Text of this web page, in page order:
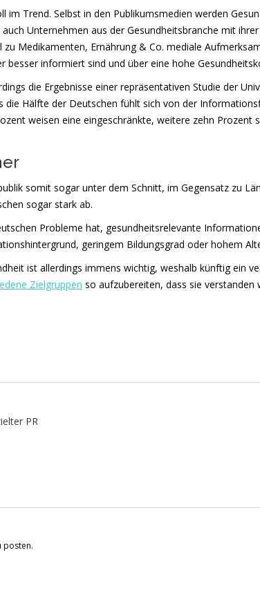
im Trend. Selbst in den Publikumsmedien werden
Unternehmen aus der Gesundheitsbranche mit ihrer
Medikamenten, Ernährung & Co. mediale
besser informiert sind und über eine hohe
die Ergebnisse einer repräsentativen Studie der
die Hälfte der Deutschen fühlt sich von der
weisen eine eingeschränkte, weitere zehn Prozent
somit sogar unter dem Schnitt, im Gegensatz zu
sogar stark ab.
Probleme hat, gesundheitsrelevante
geringem Bildungsgrad oder hohem
ist allerdings immens wichtig, weshalb künftig ein
Zielgruppen so aufzubereiten, dass sie verstanden
PR
posten.